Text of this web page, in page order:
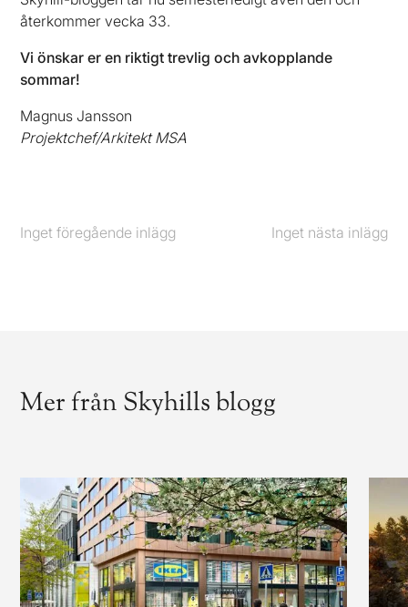
återkommer vecka 33.
Vi önskar er en riktigt trevlig och avkopplande
sommar!
Magnus Jansson
Projektchef/Arkitekt MSA
Föregående
Inget föregående inlägg Nästa
Inget nästa inlägg
Mer från Skyhills blogg